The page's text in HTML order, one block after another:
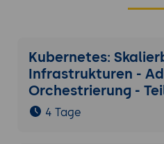
Kubernetes:
Infrastrukturen -
Orchestrierung -
4 Tage